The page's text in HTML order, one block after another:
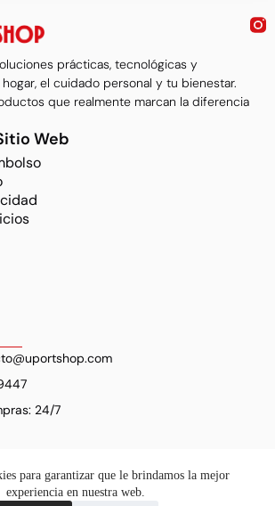
para garantizar que le brindamos la mejor
experiencia en nuestra web.
prácticas, tecnológicas y
el cuidado personal y tu bienestar.
que realmente marcan la diferencia
Web
24/7